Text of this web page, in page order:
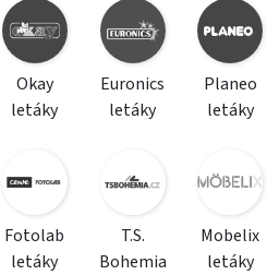
Okay
letáky
Euronics
letáky
Planeo
letáky
Fotolab
letáky
T.S.
Bohemia
Mobelix
letáky